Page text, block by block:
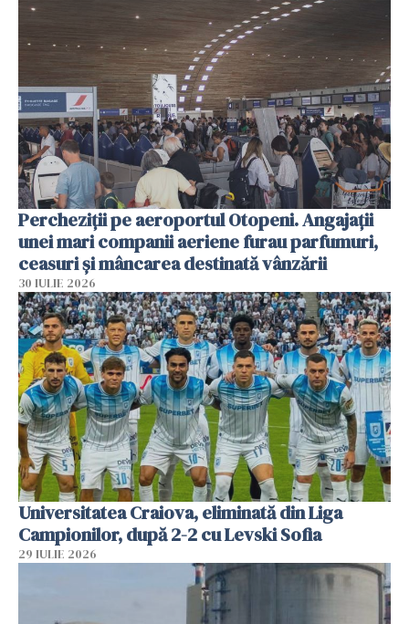
Percheziții pe aeroportul Otopeni. Angajații
unei mari companii aeriene furau parfumuri,
ceasuri și mâncarea destinată vânzării
30 IULIE 2026
Universitatea Craiova, eliminată din Liga
Campionilor, după 2-2 cu Levski Sofia
29 IULIE 2026